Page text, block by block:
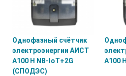
Однофазный счётчик
электроэнергии АИСТ
А100 H NB-IoT+2G
(СПОДЭС)
А100